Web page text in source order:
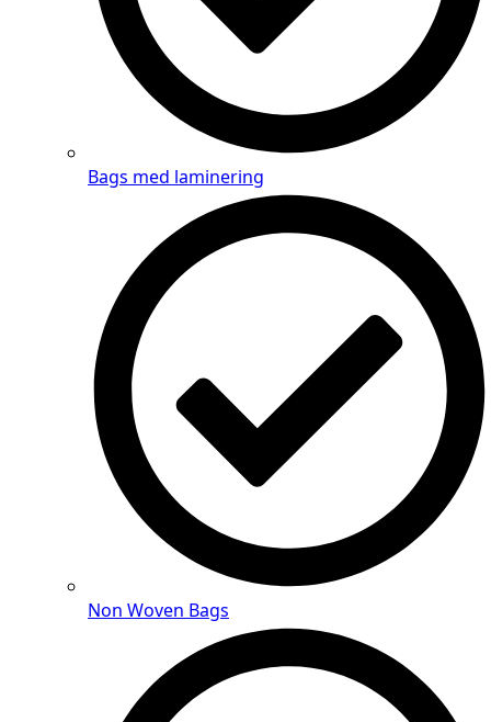
Bags med laminering
Non Woven Bags